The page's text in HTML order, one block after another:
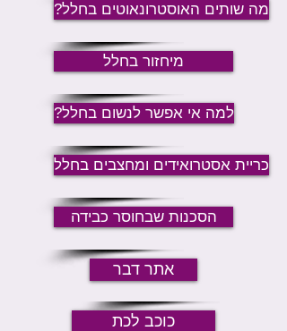
?מה שותים האוסטרונאוטים בחלל
מיחזור בחלל
?למה אי אפשר לנשום בחלל
כריית אסטרואידים ומחצבים בחלל
הסכנות שבחוסר כבידה
אתר דבר
כוכב לכת